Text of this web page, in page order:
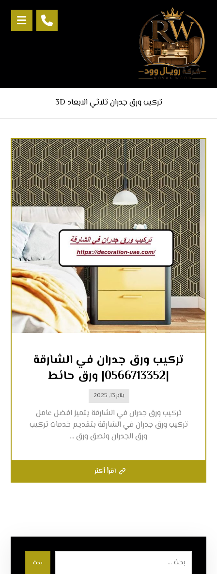
تركيب ورق جدران ثلاثي الابعاد 3D
تركيب ورق جدران في الشارقة
|0566713352| ورق حائط
يناير 13, 2025
تركيب ورق جدران في الشارقة يتميز افضل عامل
تركيب ورق جدران في الشارقة بتقديم خدمات تركيب
ورق الجدران ولصق ورق ...
اقرأ أكثر
بحث